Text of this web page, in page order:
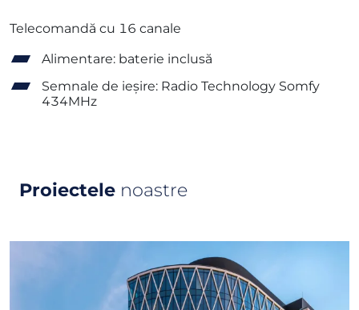
Telecomandă cu 16 canale
Alimentare: baterie inclusă
Semnale de ieșire: Radio Technology Somfy
434MHz
Proiectele noastre